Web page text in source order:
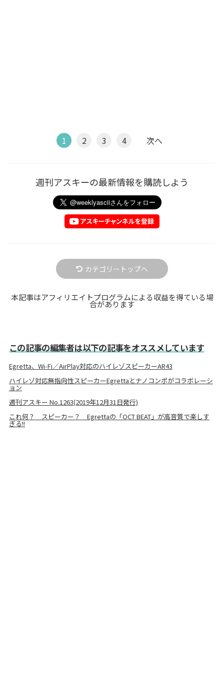
1 2 3 4 次へ
週刊アスキーの最新情報を購読しよう
カテゴリートップへ
本記事はアフィリエイトプログラムによる収益を得ている場
合があります
この記事の編集者は以下の記事をオススメしています
Egretta、Wi-Fi／AirPlay対応のハイレゾスピーカーAR43
ハイレゾ対応無指向性スピーカーEgrettaとナノコンポがコラボレーシ
ョン
週刊アスキー No.1263(2019年12月31日発行)
これ何？ スピーカー？ Egrettaの「OCT BEAT」が高音質で楽しす
ぎる!!